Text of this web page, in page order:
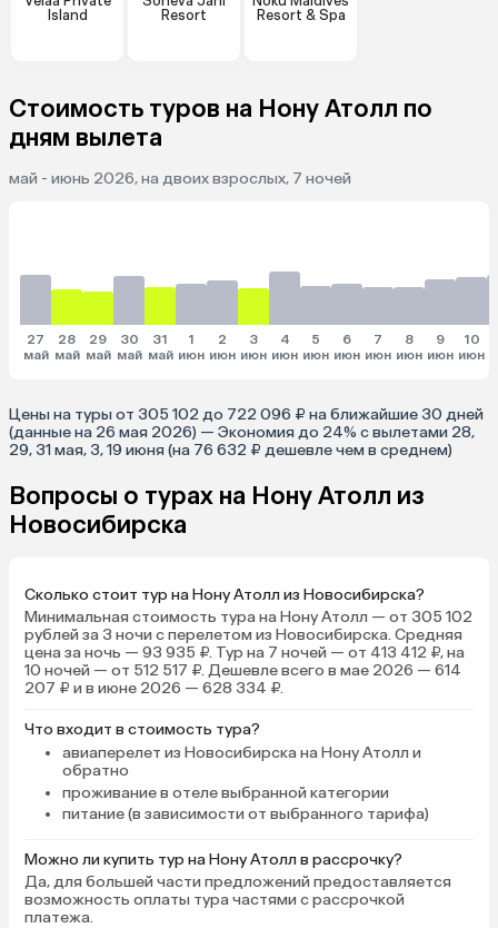
Island
Resort
Resort & Spa
Стоимость туров на Нону Атолл по
дням вылета
май - июнь 2026, на двоих взрослых, 7 ночей
27
май
28
май
29
май
30
май
31
май
1
июн
2
июн
3
июн
4
июн
5
июн
6
июн
7
июн
8
июн
9
июн
10
июн
Цены на туры от 305 102 до 722 096 ₽ на ближайшие 30 дней
(данные на 26 мая 2026) — Экономия до 24% с вылетами 28,
29, 31 мая, 3, 19 июня (на 76 632 ₽ дешевле чем в среднем)
Вопросы о турах на Нону Атолл из
Новосибирска
Сколько стоит тур на Нону Атолл из Новосибирска?
Минимальная стоимость тура на Нону Атолл — от 305 102
рублей за 3 ночи с перелетом из Новосибирска. Средняя
цена за ночь — 93 935 ₽. Тур на 7 ночей — от 413 412 ₽, на
10 ночей — от 512 517 ₽. Дешевле всего в мае 2026 — 614
207 ₽ и в июне 2026 — 628 334 ₽.
Что входит в стоимость тура?
авиаперелет из Новосибирска на Нону Атолл и
обратно
проживание в отеле выбранной категории
питание (в зависимости от выбранного тарифа)
Можно ли купить тур на Нону Атолл в рассрочку?
Да, для большей части предложений предоставляется
возможность оплаты тура частями с рассрочкой
платежа.